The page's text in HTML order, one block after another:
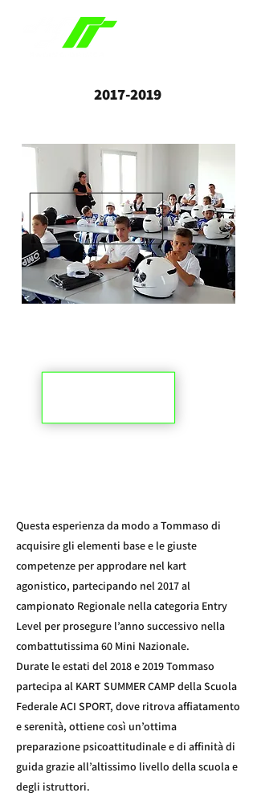
2017-2019
Questa esperienza da modo a Tommaso di
acquisire gli elementi base e le giuste
competenze per approdare nel kart
agonistico, partecipando nel 2017 al
campionato Regionale nella categoria Entry
Level per prosegure l’anno successivo nella
combattutissima 60 Mini Nazionale.
Durate le estati del 2018 e 2019 Tommaso
partecipa al KART SUMMER CAMP della Scuola
Federale ACI SPORT, dove ritrova affiatamento
e serenità, ottiene così un’ottima
preparazione psicoattitudinale e di affinità di
guida grazie all’altissimo livello della scuola e
degli istruttori.